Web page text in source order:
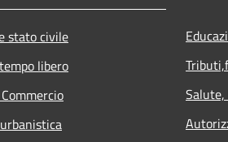
stato civile
libero
Salute,